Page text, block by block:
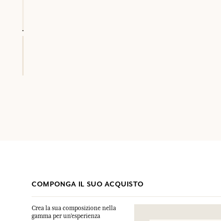
COMPONGA IL SUO ACQUISTO
Crea la sua composizione nella
gamma per un’esperienza